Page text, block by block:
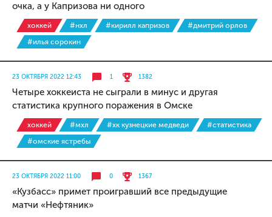
очка, а у Капризова ни одного
хоккей #нхл #кирилл капризов
#дмитрий орлов
#илья сорокин
23 ОКТЯБРЯ 2022 12:43 1 1382
Четыре хоккеиста не сыграли в минус и другая
статистика крупного поражения в Омске
хоккей #мхл #хк кузнецкие медведи
#статистика
#омские ястребы
23 ОКТЯБРЯ 2022 11:00 0 1367
«Кузбасс» примет проигравший все предыдущие
матчи «Нефтяник»